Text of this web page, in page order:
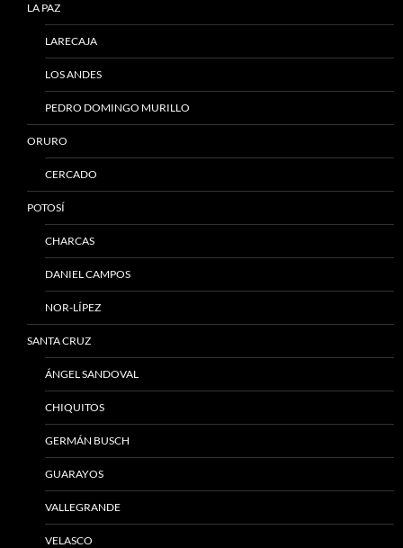
LA PAZ
LARECAJA
LOS ANDES
PEDRO DOMINGO MURILLO
ORURO
CERCADO
POTOSÍ
CHARCAS
DANIEL CAMPOS
NOR-LÍPEZ
SANTA CRUZ
ÁNGEL SANDOVAL
CHIQUITOS
GERMÁN BUSCH
GUARAYOS
VALLEGRANDE
VELASCO